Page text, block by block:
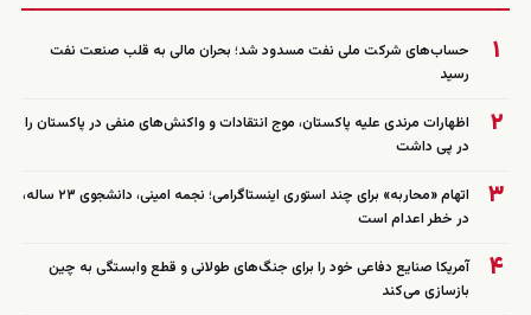
۱
حساب‌های شرکت ملی نفت مسدود شد؛ بحران مالی به قلب صنعت نفت
رسید
۲
اظهارات مرندی علیه پاکستان، موج انتقادات و واکنش‌های منفی در پاکستان را
در پی داشت
۳
اتهام «محاربه» برای چند استوری اینستاگرامی؛ نجمه امینی، دانشجوی ۲۳ ساله،
در خطر اعدام است
۴
آمریکا صنایع دفاعی خود را برای جنگ‌های طولانی و قطع وابستگی به چین
بازسازی می‌کند